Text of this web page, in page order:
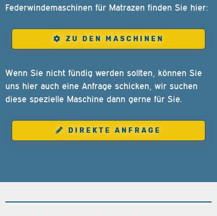
Federwindemaschinen für Matrazen finden Sie hier:
ZU DEN MASCHINEN
Wenn Sie nicht fündig werden sollten, können Sie
uns hier auch eine Anfrage schicken, wir suchen
diese spezielle Maschine dann gerne für Sie.
DIREKTE ANFRAGE